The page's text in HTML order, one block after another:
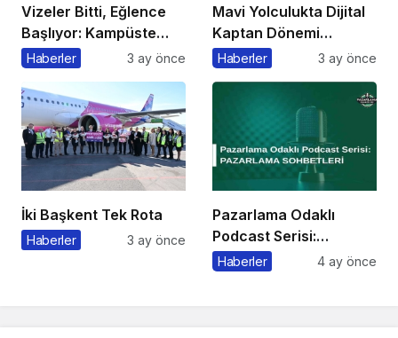
Vizeler Bitti, Eğlence
Başlıyor: Kampüste
Bahar Festivali
Haberler 3 ay önce
Mavi Yolculukta Dijital
Kaptan Dönemi
Başlıyor
Haberler 3 ay önce
İki Başkent Tek Rota
Haberler 3 ay önce
Pazarlama Odaklı
Podcast Serisi:
Pazarlama Sohbetleri
Haberler 4 ay önce